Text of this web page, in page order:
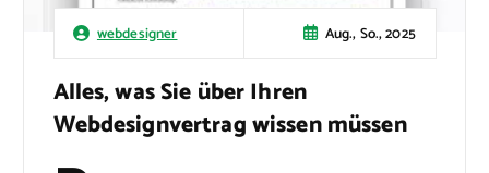
webdesigner Aug., So., 2025
Alles, was Sie über Ihren
Webdesignvertrag wissen müssen